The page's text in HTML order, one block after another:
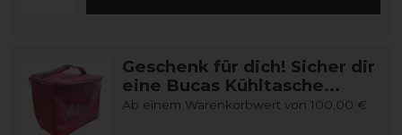
Geschenk für dich! Sicher dir
eine Bucas Kühltasche...
Ab einem Warenkorbwert von 100,00 €